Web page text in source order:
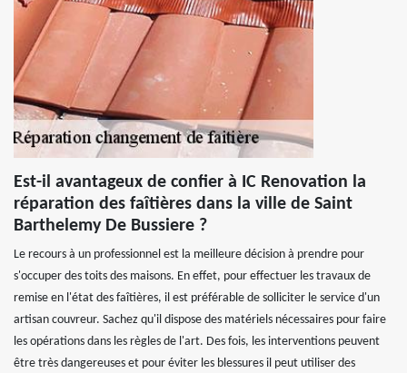
Est-il avantageux de confier à IC Renovation la
réparation des faîtières dans la ville de Saint
Barthelemy De Bussiere ?
Le recours à un professionnel est la meilleure décision à prendre pour
s'occuper des toits des maisons. En effet, pour effectuer les travaux de
remise en l'état des faîtières, il est préférable de solliciter le service d'un
artisan couvreur. Sachez qu'il dispose des matériels nécessaires pour faire
les opérations dans les règles de l'art. Des fois, les interventions peuvent
être très dangereuses et pour éviter les blessures il peut utiliser des